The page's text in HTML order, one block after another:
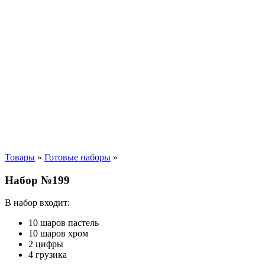
Товары » Готовые наборы »
Набор №199
В набор входит:
10 шаров пастель
10 шаров хром
2 цифры
4 грузика